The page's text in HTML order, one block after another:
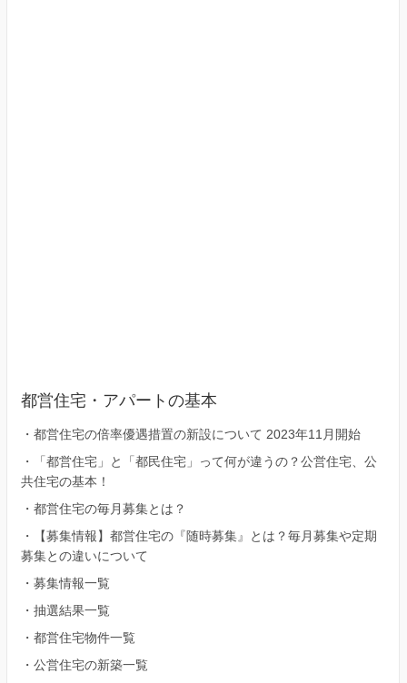
都営住宅・アパートの基本
・ 都営住宅の倍率優遇措置の新設について 2023年11月開始
・
「都営住宅」と「都民住宅」って何が違うの？公営住宅、公
共住宅の基本！
・ 都営住宅の毎月募集とは？
・
【募集情報】都営住宅の『随時募集』とは？毎月募集や定期
募集との違いについて
・ 募集情報一覧
・ 抽選結果一覧
・ 都営住宅物件一覧
・ 公営住宅の新築一覧